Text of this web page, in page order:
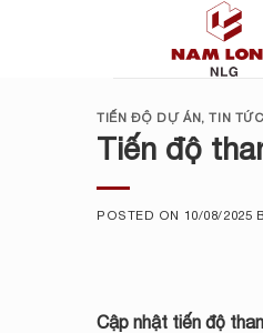
TIẾN ĐỘ DỰ ÁN,TIN
Tiến độ
POSTED ON 10/08/2025
Cập nhật tiến độ